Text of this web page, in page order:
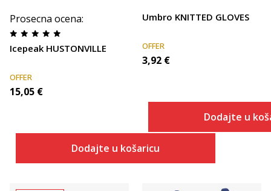
Prosecna ocena:
Icepeak HUSTONVILLE
OFFER
15,05 €
Dodajte u košaricu
Umbro KNITTED GLOVES
OFFER
3,92 €
Dodajte u